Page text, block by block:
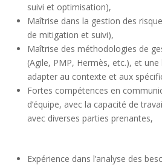
suivi et optimisation),
Maîtrise dans la gestion des
de mitigation et suivi),
Maîtrise des méthodologies de
(Agile, PMP, Hermès, etc.), et une
adapter au contexte et aux
Fortes compétences en
d’équipe, avec la capacité de
avec diverses parties prenantes,
Expérience dans l’analyse des